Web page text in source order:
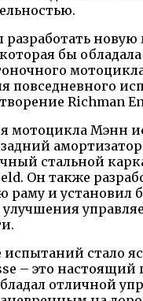
новую
бы
повседневного
Richman
мотоцикла Мэнн
стальной
Он также
раму и установил
улучшения
стало
– это настоящий
отличной